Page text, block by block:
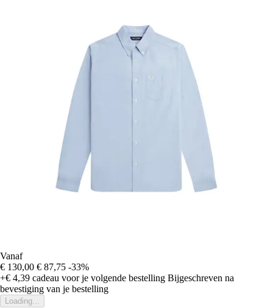
Vanaf
€ 130,00 € 87,75 -33%
+€ 4,39 cadeau voor je volgende bestelling Bijgeschreven na
bevestiging van je bestelling
Loading...